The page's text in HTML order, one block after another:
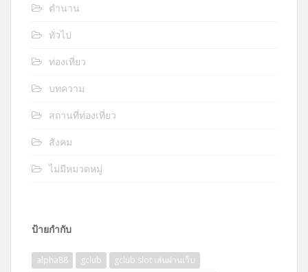
ตำนาน
ทั่วไป
ท่องเที่ยว
บทความ
สถานที่ท่องเที่ยว
สังคม
ไม่มีหมวดหมู่
ป้ายกำกับ
alpha88 gclub
gclub slot เล่นผ่านเว็บ